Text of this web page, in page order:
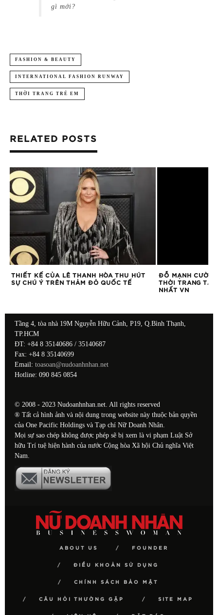
gì mới?
FASHION & BEAUTY
INTERNATIONAL FASHION RUNWAY
THỜI TRANG TRẺ EM
RELATED POSTS
THIẾT KẾ CỦA LÊ THANH HÒA THU HÚT
SỰ CHÚ Ý TRÊN THẢM ĐỎ QUỐC TẾ
ĐỖ MẠNH
THỜI TRANG
NHẤT VN
Tầng 4, tòa nhà 19M Nguyễn Hữu Cảnh, P19, Q.Bình Thạnh,
TP.HCM
ĐT: +84 8 35140686 / 35140687
Fax: +84 8 35140699
Email: toasoan@nudoanhnhan.net
Hotline: 090 845 0854
© 2008 - 2023 Nudoanhnhan.net. All rights reserved
® Tất cả hình ảnh và nội dung trong website này thuộc bản quyền
của One Pacific Holdings và Tạp chí Nữ Doanh Nhân.
Mọi sự sao chép không được phép sẽ bị xem là vi phạm Luật Sở
hữu Trí tuệ hiện hành của nước Cộng hòa Xã hội Chủ nghĩa Việt
Nam.
ABOUT US FOUNDER
ĐIỀU KHOẢN SỬ DỤNG
CHÍNH SÁCH BẢO MẬT
CÂU HỎI THƯỜNG GẶP SITE MAP